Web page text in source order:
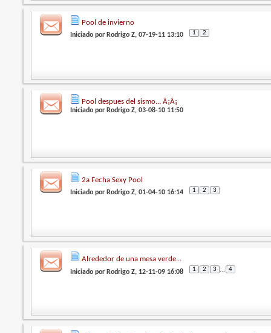
Pool de invierno
Iniciado porRodrigo Z, 07-19-11 13:10 1 2
Pool despues del sismo... Â¡Â¡
Iniciado por Rodrigo Z, 03-08-10 11:50
2a Fecha Sexy Pool
Iniciado por Rodrigo Z, 01-04-10 16:14 1 2 3
Alrededor de una mesa verde...
Iniciado por Rodrigo Z, 12-11-09 16:08 1 2 3 ... 4